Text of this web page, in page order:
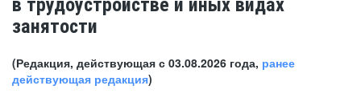
в трудоустройстве и иных видах
занятости
(Редакция, действующая с 03.08.2026 года, ранее
действующая редакция)